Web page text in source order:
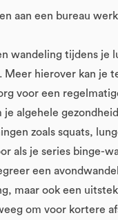
aan een bureau
wandeling tijdens je
hierover kan je
voor een
algehele
zoals squats,
als je series binge-
een
maar ook een
om voor kortere